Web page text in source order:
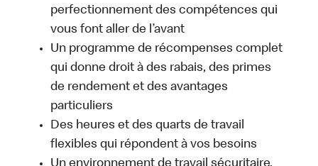
perfectionnement des compétences qui
vous font aller de l’avant
Un programme de récompenses complet
qui donne droit à des rabais, des primes
de rendement et des avantages
particuliers
Des heures et des quarts de travail
flexibles qui répondent à vos besoins